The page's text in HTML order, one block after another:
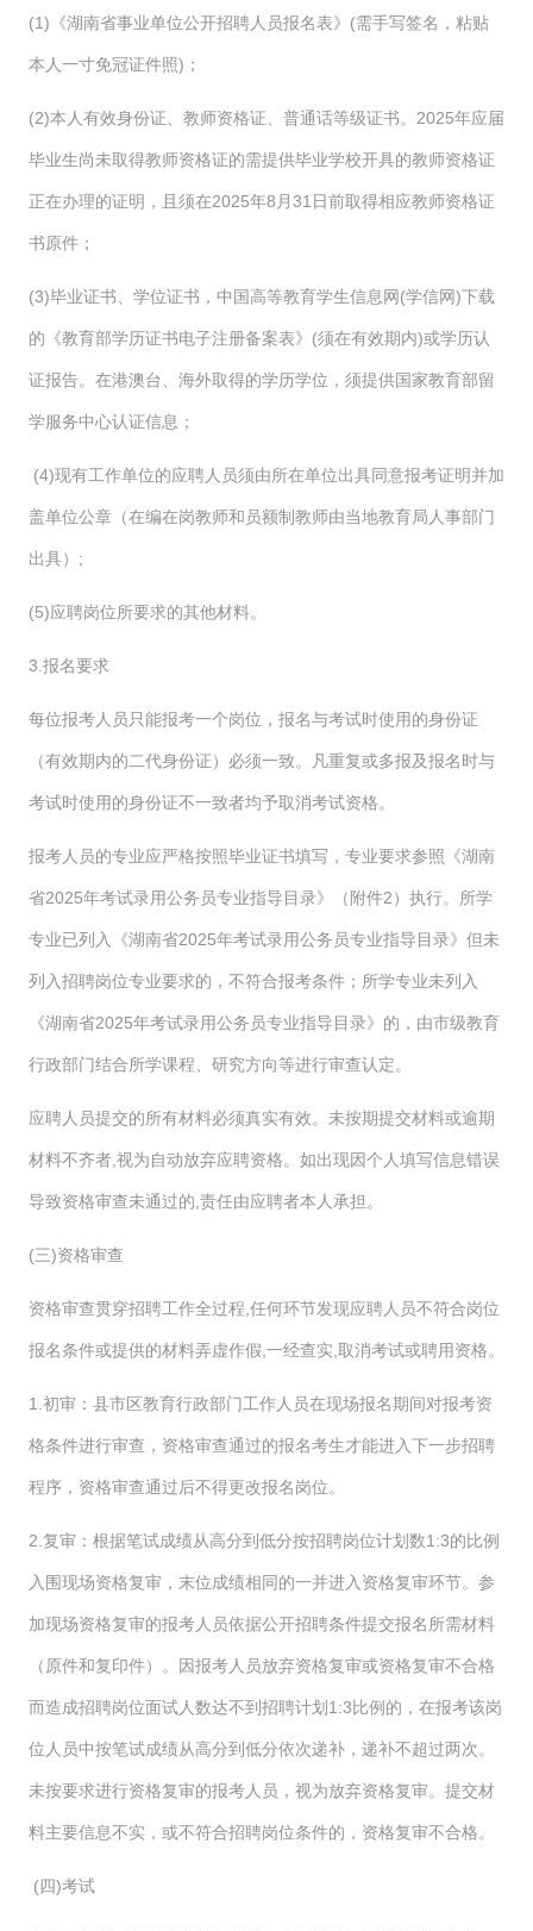
(1)《湖南省事业单位公开招聘人员报名表》(需手写签名，粘贴
本人一寸免冠证件照)；
(2)本人有效身份证、教师资格证、普通话等级证书。2025年应届
毕业生尚未取得教师资格证的需提供毕业学校开具的教师资格证
正在办理的证明，且须在2025年8月31日前取得相应教师资格证
书原件；
(3)毕业证书、学位证书，中国高等教育学生信息网(学信网)下载
的《教育部学历证书电子注册备案表》(须在有效期内)或学历认
证报告。在港澳台、海外取得的学历学位，须提供国家教育部留
学服务中心认证信息；
(4)现有工作单位的应聘人员须由所在单位出具同意报考证明并加
盖单位公章（在编在岗教师和员额制教师由当地教育局人事部门
出具）;
(5)应聘岗位所要求的其他材料。
3.报名要求
每位报考人员只能报考一个岗位，报名与考试时使用的身份证
（有效期内的二代身份证）必须一致。凡重复或多报及报名时与
考试时使用的身份证不一致者均予取消考试资格。
报考人员的专业应严格按照毕业证书填写，专业要求参照《湖南
省2025年考试录用公务员专业指导目录》（附件2）执行。所学
专业已列入《湖南省2025年考试录用公务员专业指导目录》但未
列入招聘岗位专业要求的，不符合报考条件；所学专业未列入
《湖南省2025年考试录用公务员专业指导目录》的，由市级教育
行政部门结合所学课程、研究方向等进行审查认定。
应聘人员提交的所有材料必须真实有效。未按期提交材料或逾期
材料不齐者,视为自动放弃应聘资格。如出现因个人填写信息错误
导致资格审查未通过的,责任由应聘者本人承担。
(三)资格审查
资格审查贯穿招聘工作全过程,任何环节发现应聘人员不符合岗位
报名条件或提供的材料弄虚作假,一经查实,取消考试或聘用资格。
1.初审：县市区教育行政部门工作人员在现场报名期间对报考资
格条件进行审查，资格审查通过的报名考生才能进入下一步招聘
程序，资格审查通过后不得更改报名岗位。
2.复审：根据笔试成绩从高分到低分按招聘岗位计划数1:3的比例
入围现场资格复审，末位成绩相同的一并进入资格复审环节。参
加现场资格复审的报考人员依据公开招聘条件提交报名所需材料
（原件和复印件）。因报考人员放弃资格复审或资格复审不合格
而造成招聘岗位面试人数达不到招聘计划1:3比例的，在报考该岗
位人员中按笔试成绩从高分到低分依次递补，递补不超过两次。
未按要求进行资格复审的报考人员，视为放弃资格复审。提交材
料主要信息不实，或不符合招聘岗位条件的，资格复审不合格。
(四)考试